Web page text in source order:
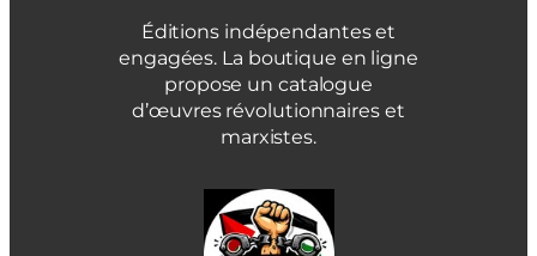
Éditions indépendantes et
engagées. La boutique en ligne
propose un catalogue
d’œuvres révolutionnaires et
marxistes.